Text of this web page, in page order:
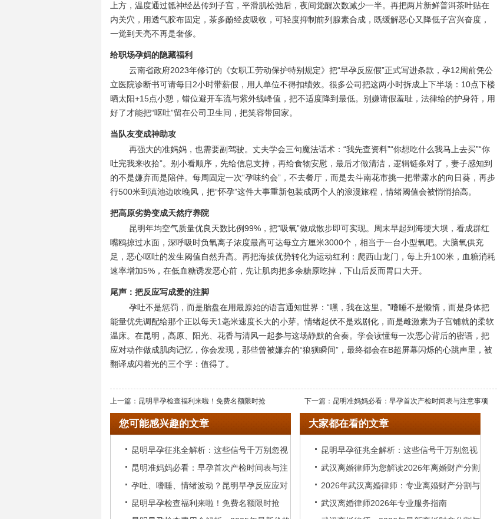
上方，温度通过骶神经丛传到子宫，平滑肌松弛后，夜间觉醒次数减少一半。再把两片新鲜普洱茶叶贴在
内关穴，用透气胶布固定，茶多酚经皮吸收，可轻度抑制前列腺素合成，既缓解恶心又降低子宫兴奋度，
一觉到天亮不再是奢侈。
给职场孕妈的隐藏福利
云南省政府2023年修订的《女职工劳动保护特别规定》把“早孕反应假”正式写进条款，孕12周前凭公
立医院诊断书可请每日2小时带薪假，用人单位不得扣绩效。很多公司把这两小时拆成上下半场：10点下楼
晒太阳+15点小憩，错位避开车流与紫外线峰值，把不适度降到最低。别嫌请假羞耻，法律给的护身符，用
好了才能把“呕吐”留在公司卫生间，把笑容带回家。
当队友变成神助攻
再强大的准妈妈，也需要副驾驶。丈夫学会三句魔法话术：“我先查资料”“你想吃什么我马上去买”“你
吐完我来收拾”。别小看顺序，先给信息支持，再给食物安慰，最后才做清洁，逻辑链条对了，妻子感知到
的不是嫌弃而是陪伴。每周固定一次“孕味约会”，不去餐厅，而是去斗南花市挑一把带露水的向日葵，再步
行500米到滇池边吹晚风，把“怀孕”这件大事重新包装成两个人的浪漫旅程，情绪阈值会被悄悄抬高。
把高原劣势变成天然疗养院
昆明年均空气质量优良天数比例99%，把“吸氧”做成散步即可实现。周末早起到海埂大坝，看成群红
嘴鸥掠过水面，深呼吸时负氧离子浓度最高可达每立方厘米3000个，相当于一台小型氧吧。大脑氧供充
足，恶心呕吐的发生阈值自然升高。再把海拔优势转化为运动红利：爬西山龙门，每上升100米，血糖消耗
速率增加5%，在低血糖诱发恶心前，先让肌肉把多余糖原吃掉，下山后反而胃口大开。
尾声：把反应写成爱的注脚
孕吐不是惩罚，而是胎盘在用最原始的语言通知世界：“嘿，我在这里。”嗜睡不是懒惰，而是身体把
能量优先调配给那个正以每天1毫米速度长大的小芽。情绪起伏不是戏剧化，而是雌激素为子宫铺就的柔软
温床。在昆明，高原、阳光、花香与清风一起参与这场静默的合奏。学会读懂每一次恶心背后的密语，把
应对动作做成肌肉记忆，你会发现，那些曾被嫌弃的“狼狈瞬间”，最终都会在B超屏幕闪烁的心跳声里，被
翻译成闪着光的三个字：值得了。
上一篇： 昆明早孕检查福利来啦！免费名额限时抢 下一篇： 昆明准妈妈必看：早孕首次产检时间表与注意事项
您可能感兴趣的文章 大家都在看的文章
昆明早孕征兆全解析：这些信号千万别忽视
昆明准妈妈必看：早孕首次产检时间表与注
意事项
孕吐、嗜睡、情绪波动？昆明早孕反应应对
宝典
昆明早孕检查福利来啦！免费名额限时抢
昆明早孕征兆全解析：这些信号千万别忽视
武汉离婚律师为您解读2026年离婚财产分割
新规
2026年武汉离婚律师：专业离婚财产分割与
抚养权咨询
武汉离婚律师2026年专业服务指南